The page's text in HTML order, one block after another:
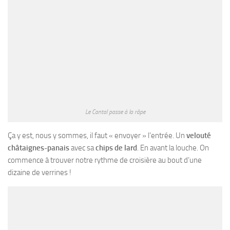
Le Cantal passe à la râpe
Ça y est, nous y sommes, il faut « envoyer » l’entrée. Un velouté
châtaignes-panaisavec sachips de lard. En avant la louche. On
commence à trouver notre rythme de croisière au bout d’une
dizaine de verrines !